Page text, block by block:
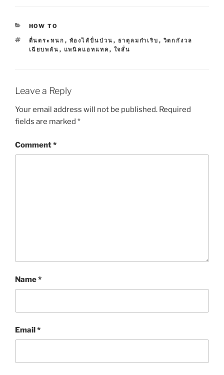
CATEGORIES
HOW TO
TAGS
ตื่นตระหนก , ท้องไส้ปั่นป่วน , ธาตุลมกำเริบ , วิตกกังวล
เฉียบพลัน , แพนิคแอทแทค , ใจสั่น
Leave a Reply
Your email address will not be published. Required
fields are marked *
Comment*
Name*
Email*